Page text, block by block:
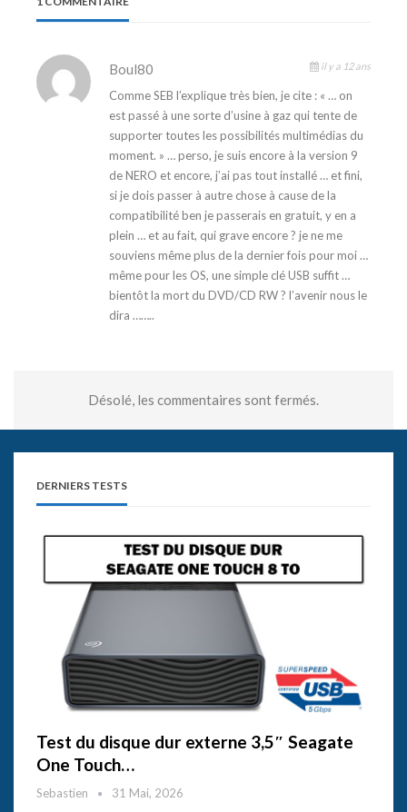
Boul80 il y a 12 ans
Comme SEB l’explique très bien, je cite : « … on
est passé à une sorte d’usine à gaz qui tente de
supporter toutes les possibilités multimédias du
moment. » … perso, je suis encore à la version 9
de NERO et encore, j’ai pas tout installé … et fini,
si je dois passer à autre chose à cause de la
compatibilité ben je passerais en gratuit, y en a
plein … et au fait, qui grave encore ? je ne me
souviens même plus de la dernier fois pour moi …
même pour les OS, une simple clé USB suffit …
bientôt la mort du DVD/CD RW ? l’avenir nous le
dira ……..
Désolé, les commentaires sont fermés.
DERNIERS TESTS
Test du disque dur externe 3,5″ Seagate
One Touch…
Sebastien 31 Mai, 2026